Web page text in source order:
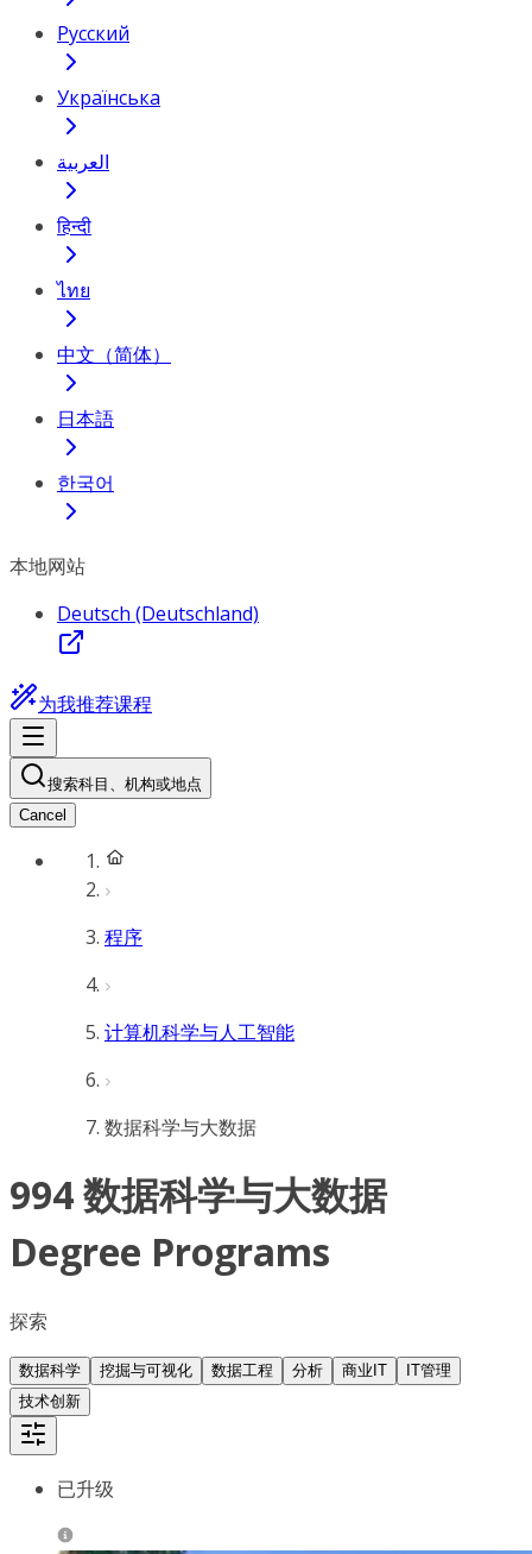
Русский
Українська
العربية
हिन्दी
ไทย
中文（简体）
日本語
한국어
本地网站
Deutsch (Deutschland)
为我推荐课程
搜索科目、机构或地点
Cancel
程序
计算机科学与人工智能
数据科学与大数据
994 数据科学与大数据
Degree Programs
探索
数据科学 挖掘与可视化 数据工程 分析 商业IT
IT管理
技术创新
已升级